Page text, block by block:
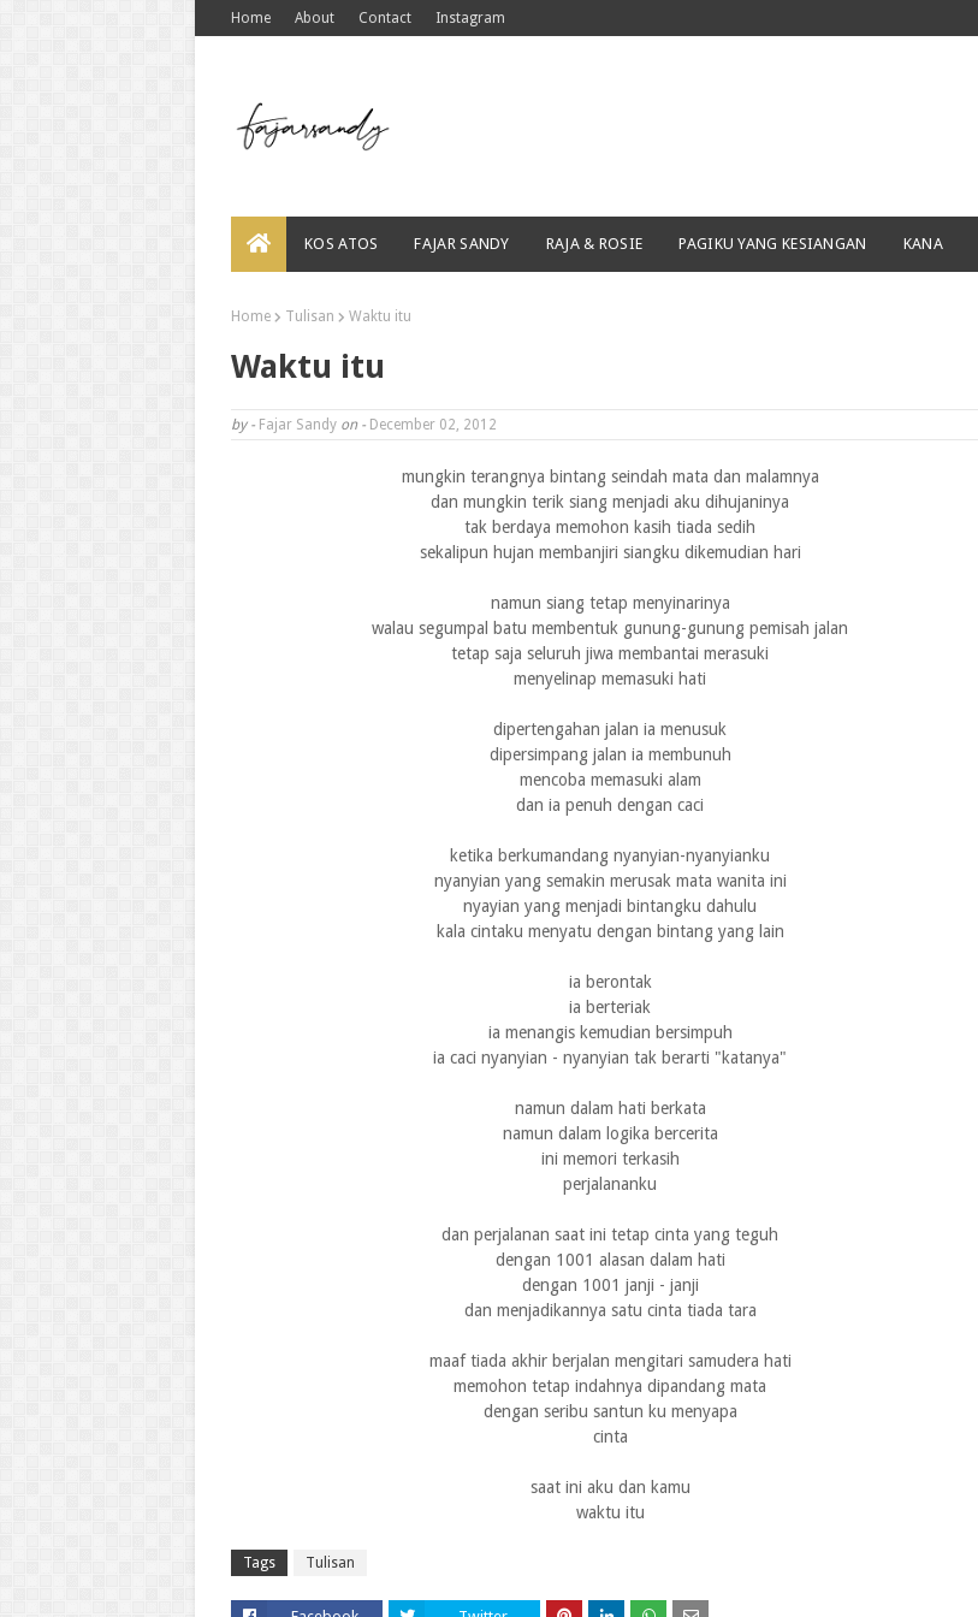
Home About Contact Instagram
KOS ATOS FAJAR SANDY RAJA & ROSIE PAGIKU YANG KESIANGAN KANA
Home Tulisan Waktu itu
Waktu itu
by - Fajar Sandy on - December 02, 2012
mungkin terangnya bintang seindah mata dan malamnya
dan mungkin terik siang menjadi aku dihujaninya
tak berdaya memohon kasih tiada sedih
sekalipun hujan membanjiri siangku dikemudian hari
namun siang tetap menyinarinya
walau segumpal batu membentuk gunung-gunung pemisah jalan
tetap saja seluruh jiwa membantai merasuki
menyelinap memasuki hati
dipertengahan jalan ia menusuk
dipersimpang jalan ia membunuh
mencoba memasuki alam
dan ia penuh dengan caci
ketika berkumandang nyanyian-nyanyianku
nyanyian yang semakin merusak mata wanita ini
nyayian yang menjadi bintangku dahulu
kala cintaku menyatu dengan bintang yang lain
ia berontak
ia berteriak
ia menangis kemudian bersimpuh
ia caci nyanyian - nyanyian tak berarti "katanya"
namun dalam hati berkata
namun dalam logika bercerita
ini memori terkasih
perjalananku
dan perjalanan saat ini tetap cinta yang teguh
dengan 1001 alasan dalam hati
dengan 1001 janji - janji
dan menjadikannya satu cinta tiada tara
maaf tiada akhir berjalan mengitari samudera hati
memohon tetap indahnya dipandang mata
dengan seribu santun ku menyapa
cinta
saat ini aku dan kamu
waktu itu
Tags Tulisan